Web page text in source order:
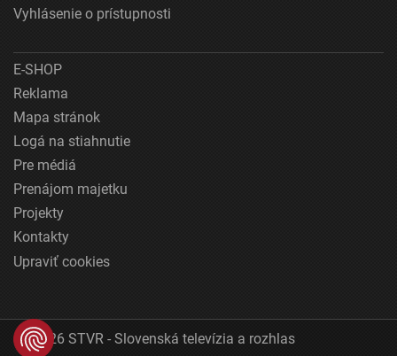
Vyhlásenie o prístupnosti
E-SHOP
Reklama
Mapa stránok
Logá na stiahnutie
Pre médiá
Prenájom majetku
Projekty
Kontakty
Upraviť cookies
© 2026 STVR - Slovenská televízia a rozhlas